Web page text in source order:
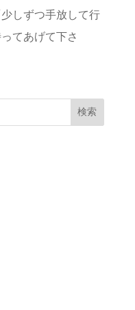
しずつ手放して行
てあげて下さ
検索